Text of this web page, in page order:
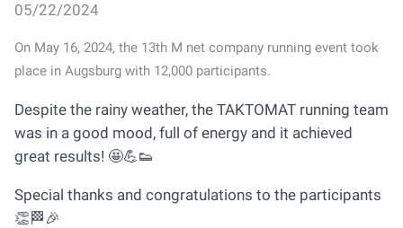
05/22/2024
On May 16, 2024, the 13th M net company running event took
place in Augsburg with 12,000 participants.
Despite the rainy weather, the TAKTOMAT running team
was in a good mood, full of energy and it achieved
great results! 🤩💪👟
Special thanks and congratulations to the participants
👏🏁🎉